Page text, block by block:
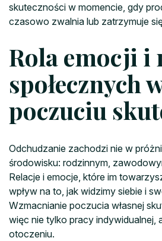
skuteczności w momencie, gdy
czasowo zwalnia lub zatrzymuje
Rola emocji i
społecznych
poczuciu
Odchudzanie zachodzi nie w
środowisku: rodzinnym,
Relacje i emocje, które im
wpływ na to, jak widzimy siebie i
Wzmacnianie poczucia własnej
więc nie tylko pracy indywidualnej,
otoczeniu.